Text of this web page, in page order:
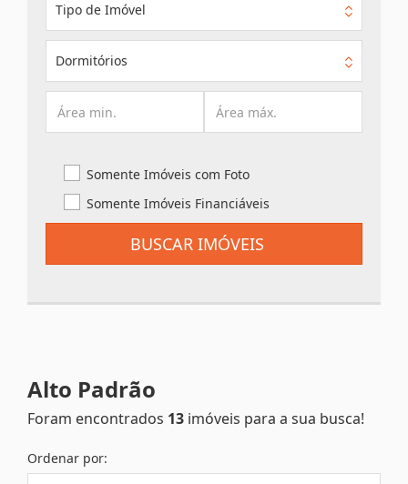
Tipo de Imóvel
Dormitórios
Somente Imóveis com Foto
Somente Imóveis Financiáveis
BUSCAR IMÓVEIS
Alto Padrão
Foram encontrados 13 imóveis para a sua busca!
Ordenar por: